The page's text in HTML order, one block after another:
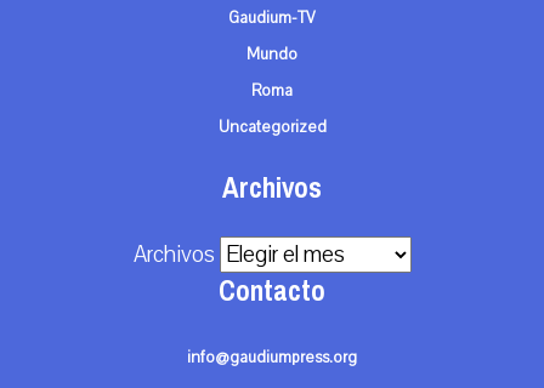
Gaudium-TV
Mundo
Roma
Uncategorized
Archivos
Archivos
Contacto
info@gaudiumpress.org